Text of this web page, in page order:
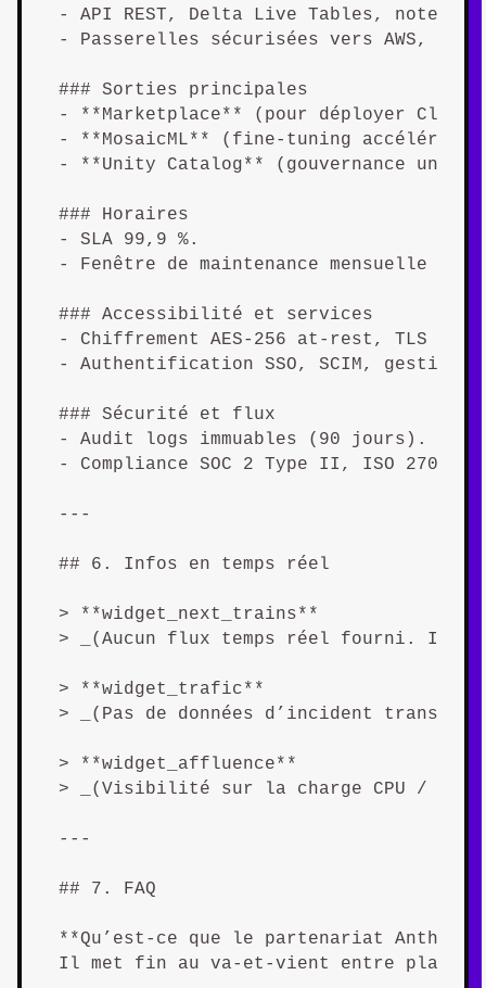
- API REST, Delta Live Tables,
- Passerelles sécurisées vers AWS,
### Sorties principales
- **Marketplace** (pour déployer
- **MosaicML** (fine-tuning
- **Unity Catalog** (gouvernance
### Horaires
- SLA 99,9 %.
- Fenêtre de maintenance mensuelle
### Accessibilité et services
- Chiffrement AES-256 at-rest, TLS
- Authentification SSO, SCIM,
### Sécurité et flux
- Audit logs immuables (90 jours).
- Compliance SOC 2 Type II, ISO
---
## 6. Infos en temps réel
> **widget_next_trains**
> _(Aucun flux temps réel fourni.
> **widget_trafic**
> _(Pas de données d’incident
> **widget_affluence**
> _(Visibilité sur la charge CPU / GPU
---
## 7. FAQ
**Qu’est-ce que le partenariat
Il met fin au va-et-vient entre